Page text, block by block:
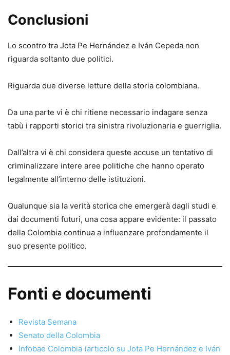
Conclusioni
Lo scontro tra Jota Pe Hernández e Iván Cepeda non
riguarda soltanto due politici.
Riguarda due diverse letture della storia colombiana.
Da una parte vi è chi ritiene necessario indagare senza
tabù i rapporti storici tra sinistra rivoluzionaria e guerriglia.
Dall’altra vi è chi considera queste accuse un tentativo di
criminalizzare intere aree politiche che hanno operato
legalmente all’interno delle istituzioni.
Qualunque sia la verità storica che emergerà dagli studi e
dai documenti futuri, una cosa appare evidente: il passato
della Colombia continua a influenzare profondamente il
suo presente politico.
Fonti e documenti
Revista Semana
Senato della Colombia
Infobae Colombia (articolo su Jota Pe Hernández e Iván